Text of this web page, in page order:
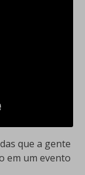
que a gente
em um evento